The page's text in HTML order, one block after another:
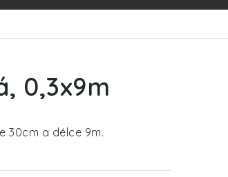
0,3x9m
30cm a délce 9m.